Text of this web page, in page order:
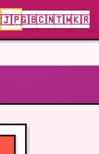
🇯🇵🇬🇧🇨🇳🇹🇼🇰🇷